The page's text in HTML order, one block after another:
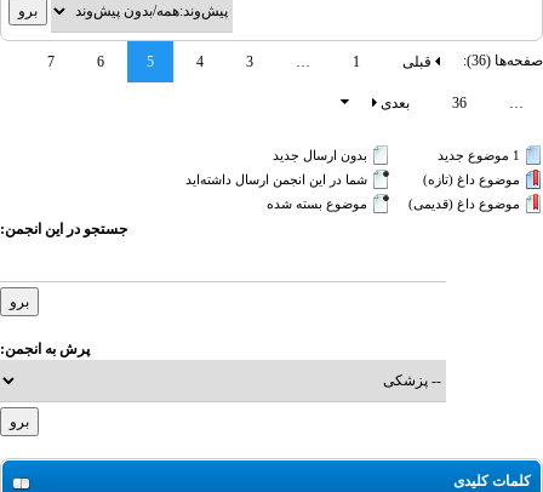
صفحه‌ها (36): قبلی 1
…
3
4
5
6
7
…
36 بعدی
موضوع داغ (تازه‌)
موضوع داغ (قدیمی)
بدون ارسال جدید‌
شما در این انجمن ارسال داشته‌اید
موضوع بسته شده
جستجو در این انجمن:
پرش به انجمن:
کلمات کلیدی